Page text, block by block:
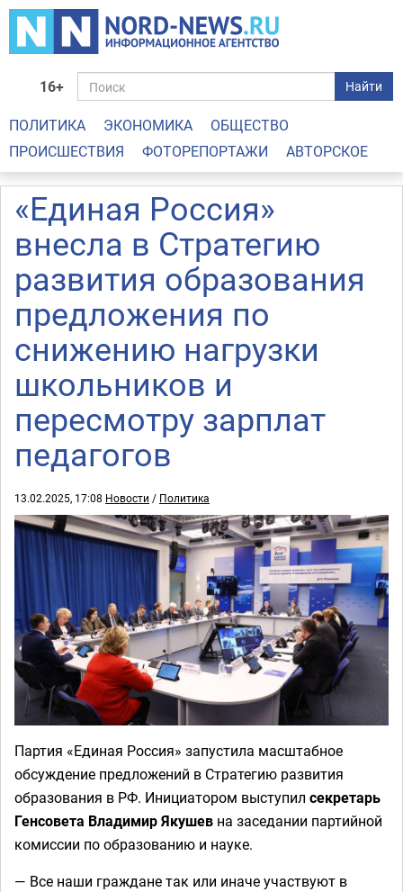
16+ Найти
ПОЛИТИКА ЭКОНОМИКА
ОБЩЕСТВО
ПРОИСШЕСТВИЯ
ФОТОРЕПОРТАЖИ АВТОРСКОЕ
«Единая Россия»
внесла в Стратегию
развития образования
предложения по
снижению нагрузки
школьников и
пересмотру зарплат
педагогов
13.02.2025, 17:08 Новости / Политика
Партия «Единая Россия» запустила масштабное
обсуждение предложений в Стратегию развития
образования в РФ. Инициатором выступил секретарь
Генсовета Владимир Якушев на заседании партийной
комиссии по образованию и науке.
— Все наши граждане так или иначе участвуют в